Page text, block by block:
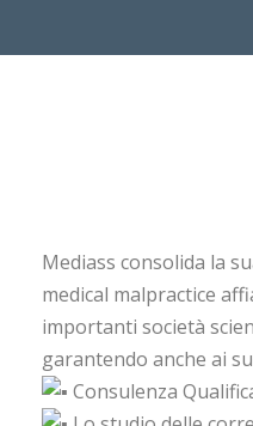
Mediass consolida la
medical malpractice
importanti società
garantendo anche ai
Consulenza